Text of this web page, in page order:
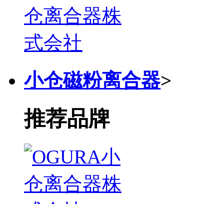
小仓磁粉离合器>
推荐品牌